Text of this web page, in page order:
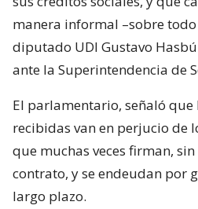
manera informal –sobre
diputado UDI Gustavo
ante la Superintendencia de
El parlamentario, señaló que
recibidas van en perjucio de
que muchas veces firman,
contrato, y se endeudan por
largo plazo.